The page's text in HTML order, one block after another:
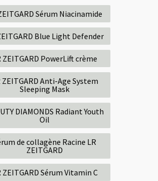
Sérum Niacinamide
Blue Light Defender
ZEITGARD PowerLift crème
ZEITGARD Anti-Age System
Sleeping Mask
DIAMONDS Radiant Youth
Oil
de collagène Racine LR
ZEITGARD
ZEITGARD Sérum Vitamin C